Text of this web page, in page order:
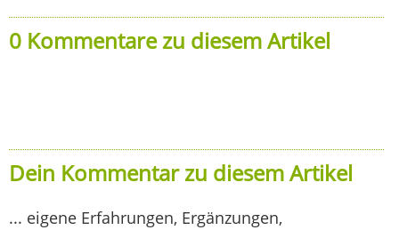
0 Kommentare zu diesem Artikel
Dein Kommentar zu diesem Artikel
... eigene Erfahrungen, Ergänzungen,